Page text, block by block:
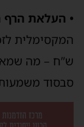
• העלאת הרף
ש”ח – מה
סבסוד